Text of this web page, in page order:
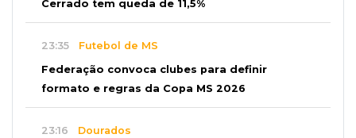
Cerrado tem queda de 11,5%
23:35 Futebol de MS
Federação convoca clubes para definir
formato e regras da Copa MS 2026
23:16 Dourados